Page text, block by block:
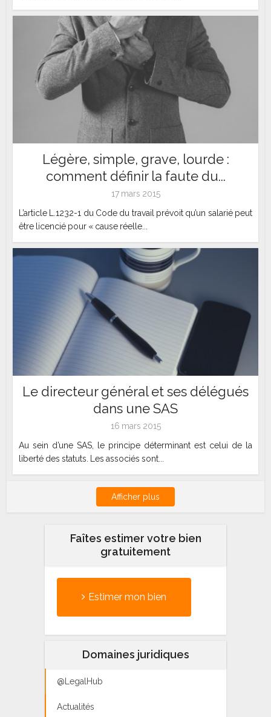
Légère, simple, grave, lourde :
comment définir la faute du...
17 mars 2015
L’article L.1232-1 du Code du travail prévoit qu’un salarié peut
être licencié pour « cause réelle...
Le directeur général et ses délégués
dans une SAS
16 mars 2015
Au sein d’une SAS, le principe déterminant est celui de la
liberté des statuts. Les associés sont...
Afficher plus
Faîtes estimer votre bien
gratuitement
Estimer mon bien
Domaines juridiques
@LegalHub
Actualités